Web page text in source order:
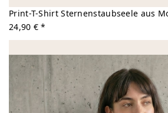
Print-T-Shirt Sternenstaubseele aus
24,90 € *